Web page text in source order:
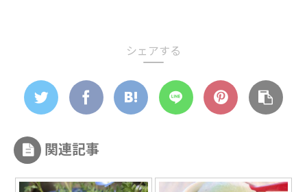
シェアする
関連記事